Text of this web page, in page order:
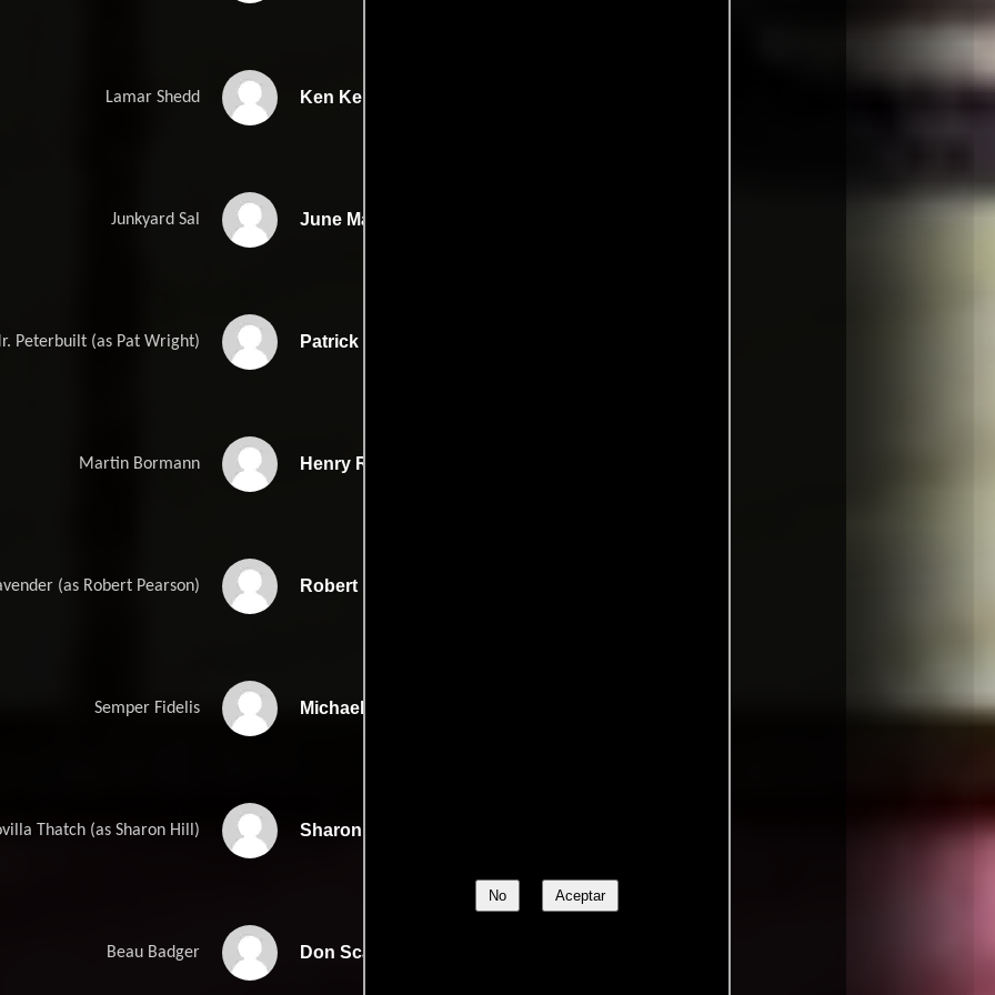
No Aceptar
Lamar Shedd Ken Kerr
Junkyard Sal June Mack
Peterbuilt (as Pat Wright) Patrick Wright
Martin Bormann Henry Rowland
(as Robert Pearson) Robert E. Pearson
Semper Fidelis Michael Finn
Thatch (as Sharon Hill) Sharon Ceccatti
Beau Badger Don Scarborough